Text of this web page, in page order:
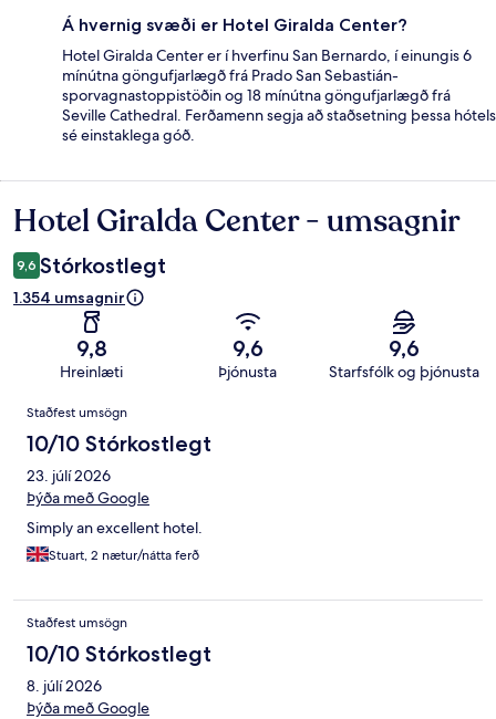
Á hvernig svæði er Hotel Giralda Center?
Hotel Giralda Center er í hverfinu San Bernardo, í einungis 6
mínútna göngufjarlægð frá Prado San Sebastián-
sporvagnastoppistöðin og 18 mínútna göngufjarlægð frá
Seville Cathedral. Ferðamenn segja að staðsetning þessa hótels
sé einstaklega góð.
Umsagnir
Hotel Giralda Center - umsagnir
9,6 Stórkostlegt
1.354 umsagnir
9,8
Hreinlæti
9,6
Þjónusta
9,6
Starfsfólk og þjónusta
Umsagnir
Staðfest umsögn
10/10 Stórkostlegt
23. júlí 2026
Þýða með Google
Simply an excellent hotel.
Stuart, 2 nætur/nátta ferð
Staðfest umsögn
10/10 Stórkostlegt
8. júlí 2026
Þýða með Google